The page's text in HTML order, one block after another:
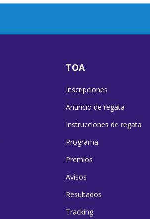
TOA
Inscripciones
Anuncio de regata
Instrucciones de regata
Programa
Premios
Avisos
Resultados
Tracking